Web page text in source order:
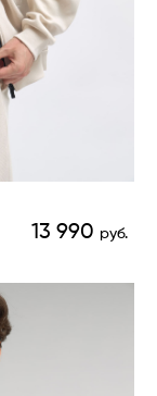
13 990 руб.